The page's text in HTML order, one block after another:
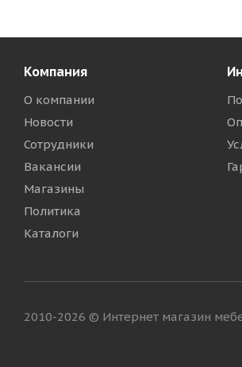
Компания
О компании
Новости
Сотрудники
Вакансии
Магазины
Политика
Каталоги
2010-2026 © Интернет магазин